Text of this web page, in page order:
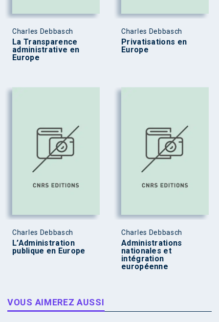
Charles Debbasch
La Transparence
administrative en
Europe
Charles Debbasch
Privatisations en
Europe
Charles Debbasch
L’Administration
publique en Europe
Charles Debbasch
Administrations
nationales et
intégration
européenne
VOUS AIMEREZ AUSSI